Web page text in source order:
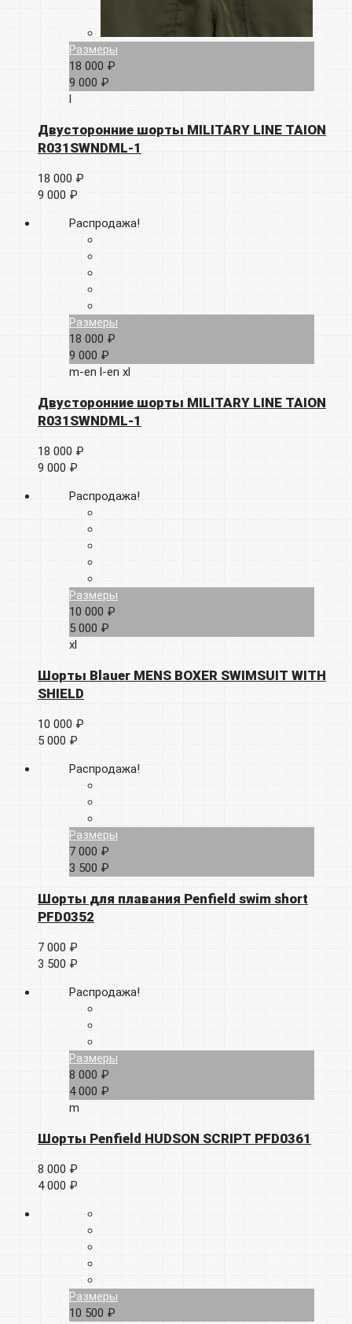
Размеры
18 000 ₽
9 000 ₽
l
Двусторонние шорты MILITARY LINE TAION
R031SWNDML-1
18 000 ₽
9 000 ₽
Распродажа!
Размеры
18 000 ₽
9 000 ₽
m-en l-en xl
Двусторонние шорты MILITARY LINE TAION
R031SWNDML-1
18 000 ₽
9 000 ₽
Распродажа!
Размеры
10 000 ₽
5 000 ₽
xl
Шорты Blauer MENS BOXER SWIMSUIT WITH
SHIELD
10 000 ₽
5 000 ₽
Распродажа!
Размеры
7 000 ₽
3 500 ₽
Шорты для плавания Penfield swim short
PFD0352
7 000 ₽
3 500 ₽
Распродажа!
Размеры
8 000 ₽
4 000 ₽
m
Шорты Penfield HUDSON SCRIPT PFD0361
8 000 ₽
4 000 ₽
Размеры
10 500 ₽